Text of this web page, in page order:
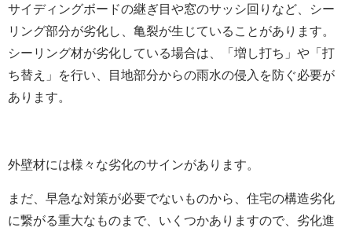
サイディングボードの継ぎ目や窓のサッシ回りなど、シー
リング部分が劣化し、亀裂が生じていることがあります。
シーリング材が劣化している場合は、「増し打ち」や「打
ち替え」を行い、目地部分からの雨水の侵入を防ぐ必要が
あります。
外壁材には様々な劣化のサインがあります。
まだ、早急な対策が必要でないものから、住宅の構造劣化
に繋がる重大なものまで、いくつかありますので、劣化進